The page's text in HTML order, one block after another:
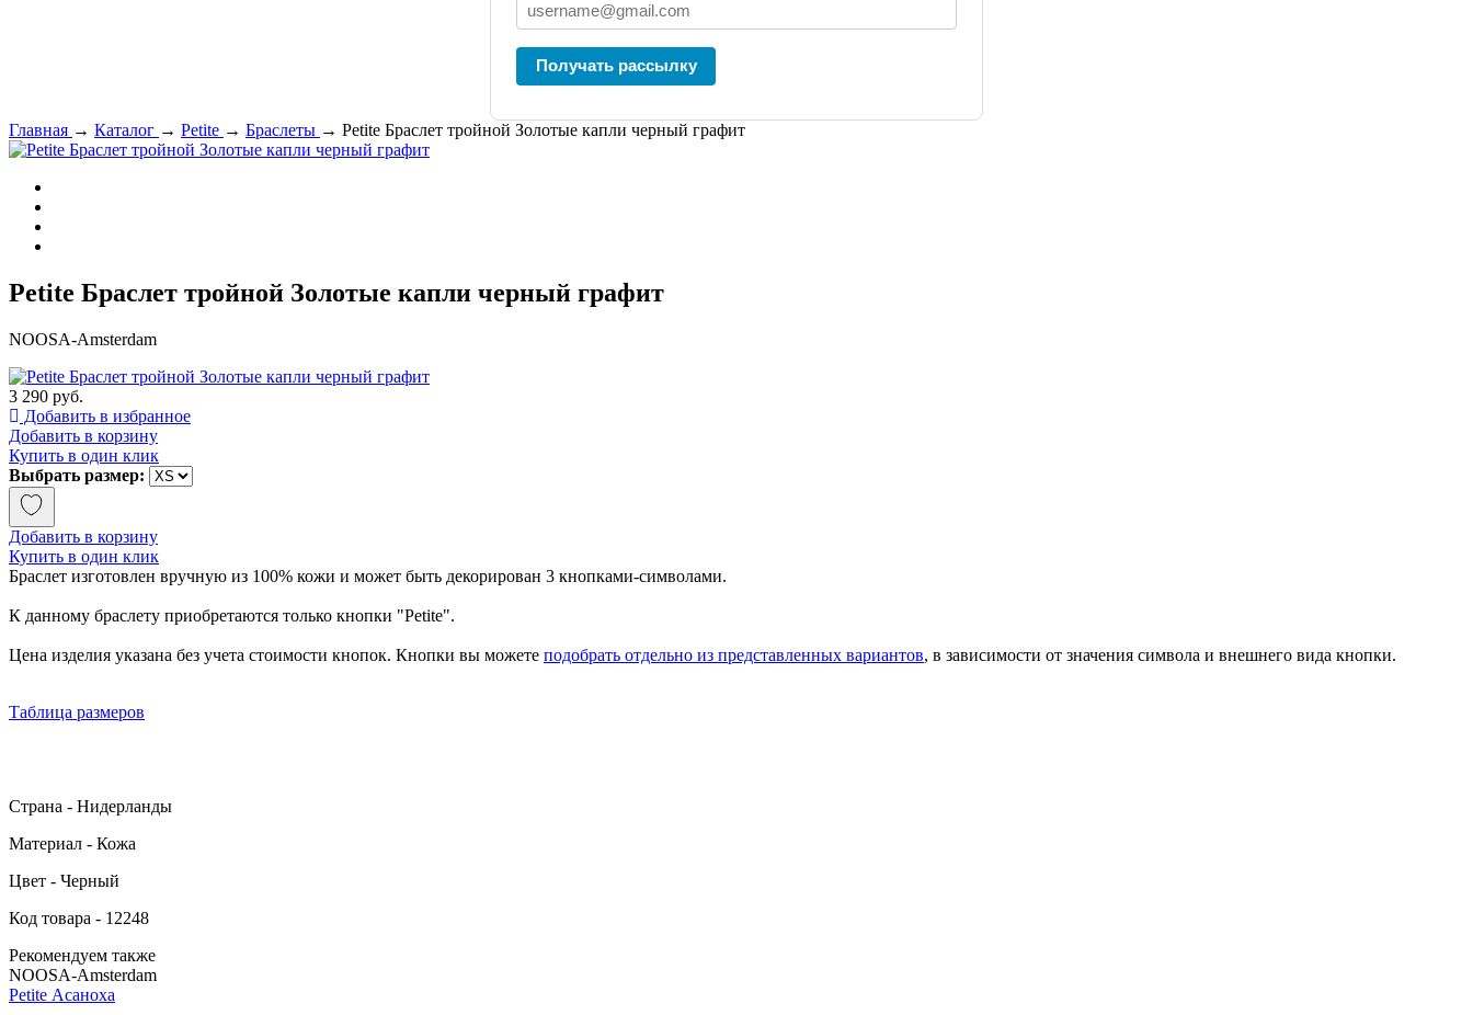
Получать рассылку
Главная → Каталог → Petite → Браслеты → Petite Браслет тройной Золотые капли черный графит
Petite Браслет тройной Золотые капли черный графит
NOOSA-Amsterdam
3 290 руб.
Добавить в избранное
Добавить в корзину
Купить в один клик
Выбрать размер:
Добавить в корзину
Купить в один клик
Браслет изготовлен вручную из 100% кожи и может быть декорирован 3 кнопками-символами.
К данному браслету приобретаются только кнопки "Petite".
Цена изделия указана без учета стоимости кнопок. Кнопки вы можете подобрать отдельно из представленных вариантов, в зависимости от значения символа и внешнего вида кнопки.
Таблица размеров
Страна - Нидерланды
Материал - Кожа
Цвет - Черный
Код товара - 12248
Рекомендуем также
NOOSA-Amsterdam
Petite Асаноха